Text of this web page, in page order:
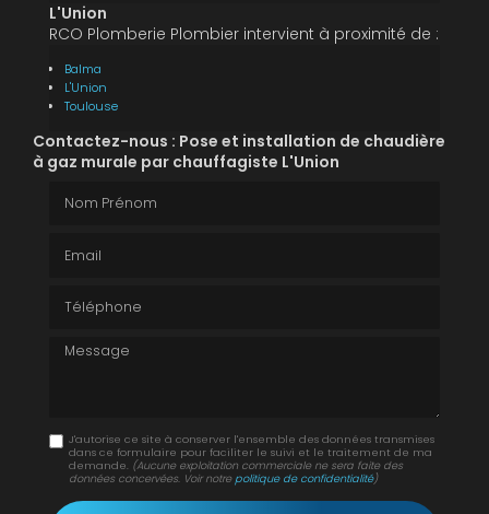
L'Union
RCO Plomberie Plombier intervient à proximité de :
Balma
L'Union
Toulouse
Contactez-nous : Pose et installation de chaudière
à gaz murale par chauffagiste L'Union
Message
J'autorise ce site à conserver l'ensemble des données transmises
dans ce formulaire pour faciliter le suivi et le traitement de ma
demande. (Aucune exploitation commerciale ne sera faite des
données concervées. Voir notrepolitique de confidentialité)